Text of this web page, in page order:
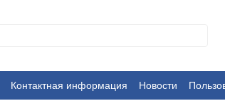
Контактная информация Новости